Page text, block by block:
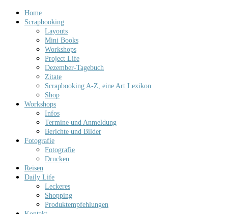
Home
Scrapbooking
Layouts
Mini Books
Workshops
Project Life
Dezember-Tagebuch
Zitate
Scrapbooking A-Z, eine Art Lexikon
Shop
Workshops
Infos
Termine und Anmeldung
Berichte und Bilder
Fotografie
Fotografie
Drucken
Reisen
Daily Life
Leckeres
Shopping
Produktempfehlungen